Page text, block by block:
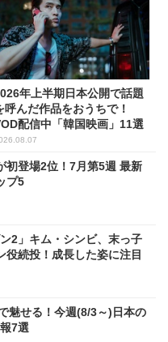
年上半期日本公開で話題
呼んだ作品をおうちで！
配信中「韓国映画」11選
初登場2位！7月第5週 最新
プ5
2」キム・シンビ、末っ子
役続投！成長した姿に注目
魅せる！今週(8/3～)日本の
7選